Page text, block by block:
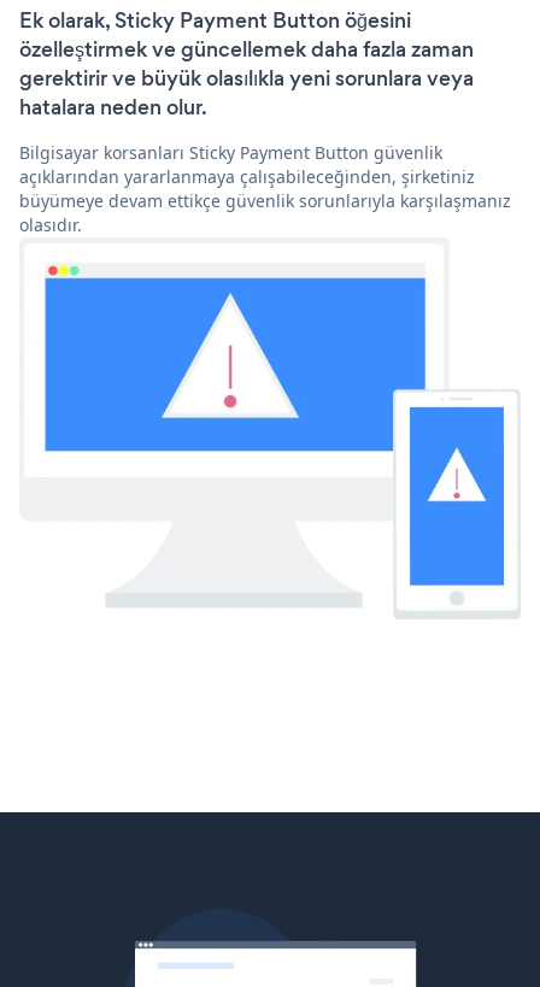
Ek olarak, Sticky Payment Button öğesini
özelleştirmek ve güncellemek daha fazla zaman
gerektirir ve büyük olasılıkla yeni sorunlara veya
hatalara neden olur.
Bilgisayar korsanları Sticky Payment Button güvenlik
açıklarından yararlanmaya çalışabileceğinden, şirketiniz
büyümeye devam ettikçe güvenlik sorunlarıyla karşılaşmanız
olasıdır.